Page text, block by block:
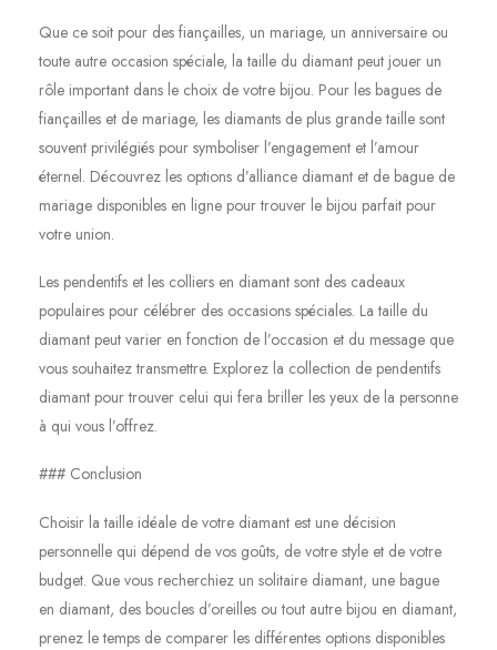
Que ce soit pour des fiançailles, un mariage, un anniversaire ou
toute autre occasion spéciale, la taille du diamant peut jouer un
rôle important dans le choix de votre bijou. Pour les bagues de
fiançailles et de mariage, les diamants de plus grande taille sont
souvent privilégiés pour symboliser l’engagement et l’amour
éternel. Découvrez les options d’alliance diamant et de bague de
mariage disponibles en ligne pour trouver le bijou parfait pour
votre union.
Les pendentifs et les colliers en diamant sont des cadeaux
populaires pour célébrer des occasions spéciales. La taille du
diamant peut varier en fonction de l’occasion et du message que
vous souhaitez transmettre. Explorez la collection de pendentifs
diamant pour trouver celui qui fera briller les yeux de la personne
à qui vous l’offrez.
### Conclusion
Choisir la taille idéale de votre diamant est une décision
personnelle qui dépend de vos goûts, de votre style et de votre
budget. Que vous recherchiez un solitaire diamant, une bague
en diamant, des boucles d’oreilles ou tout autre bijou en diamant,
prenez le temps de comparer les différentes options disponibles